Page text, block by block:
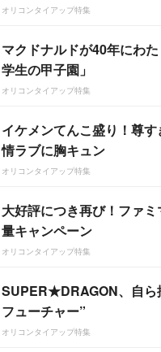
オリコンタイアップ特集
マクドナルドが40年にわ
学生の甲子園」
オリコンタイアップ特集
イケメンてんこ盛り！尊
情ラブに胸キュン
オリコンタイアップ特集
大好評につき再び！ファ
量キャンペーン
オリコンタイアップ特集
SUPER★DRAGON、自ら
フューチャー”
オリコンタイアップ特集